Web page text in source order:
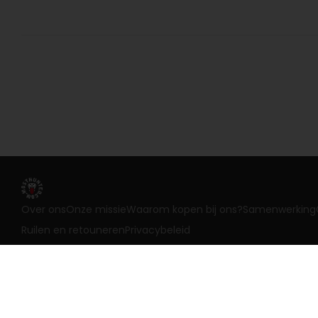
Over onsOnze missieWaarom kopen bij ons?Samenwerking
Ruilen en retounerenPrivacybeleid
© 2026Most Hunted. Alle rechten voorbehouden.